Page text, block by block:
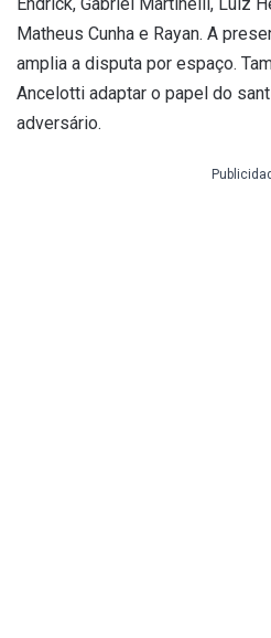
Endrick, Gabriel Martinelli, Luiz
Matheus Cunha e Rayan. A
amplia a disputa por espaço.
Ancelotti adaptar o papel do
adversário.